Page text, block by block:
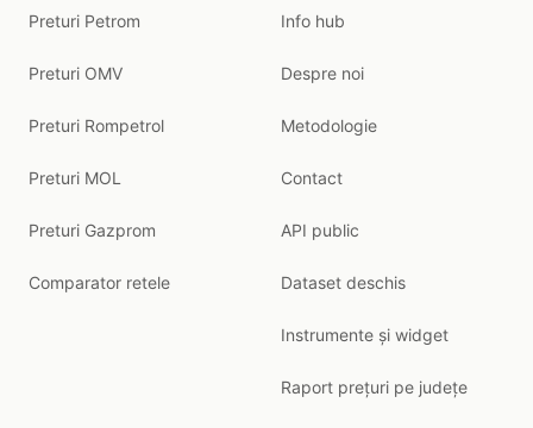
Preturi Petrom
Preturi OMV
Preturi Rompetrol
Preturi MOL
Preturi Gazprom
Comparator retele
Info hub
Despre noi
Metodologie
Contact
API public
Dataset deschis
Instrumente și widget
Raport prețuri pe județe